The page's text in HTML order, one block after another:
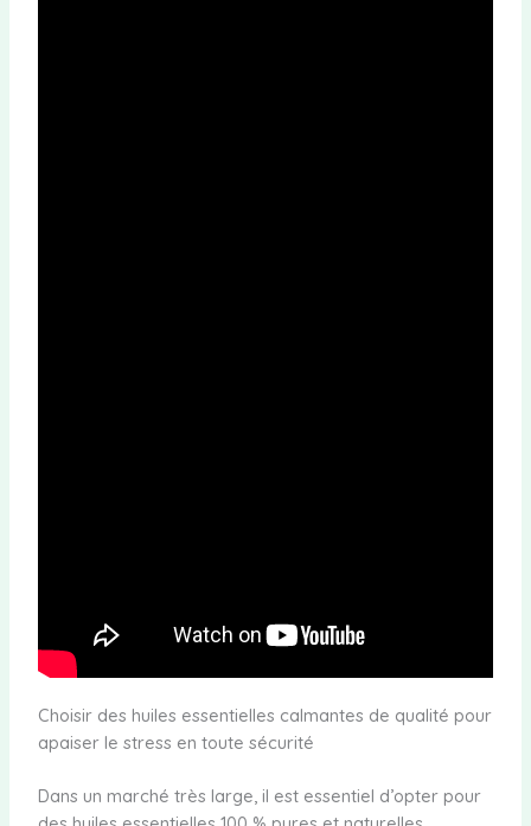
Choisir des huiles essentielles calmantes de qualité pour
apaiser le stress en toute sécurité
Dans un marché très large, il est essentiel d’opter pour